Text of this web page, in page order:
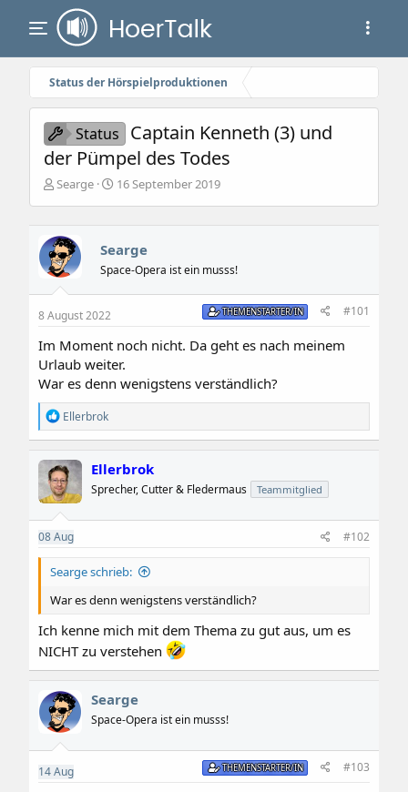
Status der Hörspielproduktionen
Status
Captain Kenneth (3) und
der Pümpel des Todes
E
e
l
l
r
Searge
E
e
l
t
16 September 2019
Searge
Space-Opera ist ein musss!
8 August 2022 THEMENSTARTER/IN #101
Im Moment noch nicht. Da geht es nach meinem
Urlaub weiter.
War es denn wenigstens verständlich?
R
e
a
k
t
i
o
n
e
n
Ellerbrok
Ellerbrok
Sprecher, Cutter & Fledermaus Teammitglied
08 Aug #102
Searge schrieb:
War es denn wenigstens verständlich?
Ich kenne mich mit dem Thema zu gut aus, um es
NICHT zu verstehen
Searge
Space-Opera ist ein musss!
14 Aug THEMENSTARTER/IN #103